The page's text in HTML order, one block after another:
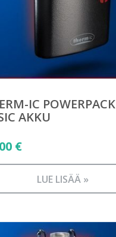
IC POWERPACK
AKKU
€
LUE LISÄÄ »